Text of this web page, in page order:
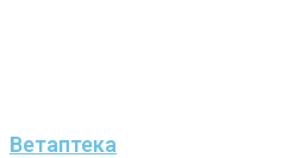
Ветаптека